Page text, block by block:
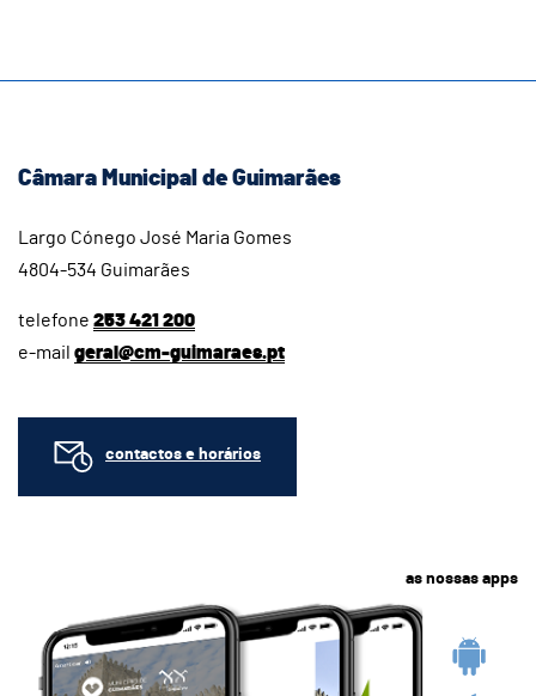
Câmara Municipal de Guimarães
Largo Cónego José Maria Gomes
4804-534 Guimarães
telefone 253 421 200
e-mail geral@cm-guimaraes.pt
contactos e horários
as nossas apps